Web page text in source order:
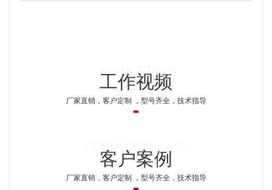
工作视频
厂家直销，客户定制 ，型号齐全，技术指导
客户案例
厂家直销，客户定制 ，型号齐全，技术指导